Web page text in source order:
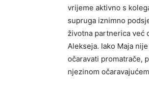
vrijeme aktivno s
supruga iznimno
životna partnerica već
Alekseja. Iako Maja
očaravati promatrače,
njezinom